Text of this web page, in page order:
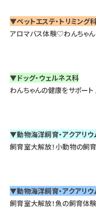
▼ペットエステ・トリミング
アロマバス体験♡わんちゃん
▼ドッグ・ウェルネス科
わんちゃんの健康をサポー
▼動物海洋飼育・アクアリウ
飼育室大解放！小動物の飼
▼動物海洋飼育・アクアリウ
飼育室大解放！魚の飼育体